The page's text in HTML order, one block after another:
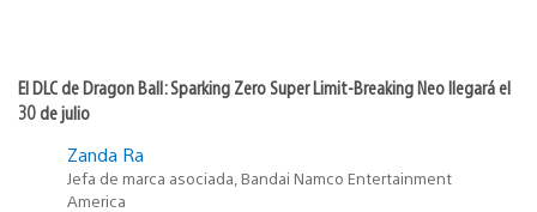
El DLC de Dragon Ball: Sparking Zero Super Limit-Breaking Neo llegará el
30 de julio
Zanda Ra
Jefa de marca asociada, Bandai Namco Entertainment
America